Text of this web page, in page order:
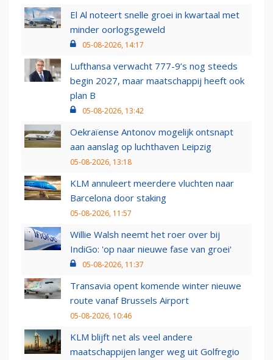
El Al noteert snelle groei in kwartaal met
minder oorlogsgeweld
05-08-2026, 14:17
Lufthansa verwacht 777-9’s nog steeds
begin 2027, maar maatschappij heeft ook
plan B
05-08-2026, 13:42
Oekraïense Antonov mogelijk ontsnapt
aan aanslag op luchthaven Leipzig
05-08-2026, 13:18
KLM annuleert meerdere vluchten naar
Barcelona door staking
05-08-2026, 11:57
Willie Walsh neemt het roer over bij
IndiGo: 'op naar nieuwe fase van groei'
05-08-2026, 11:37
Transavia opent komende winter nieuwe
route vanaf Brussels Airport
05-08-2026, 10:46
KLM blijft net als veel andere
maatschappijen langer weg uit Golfregio